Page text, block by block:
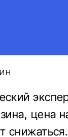
цена